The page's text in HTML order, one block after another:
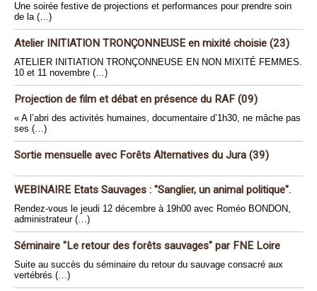
Une soirée festive de projections et performances pour prendre soin
de la (…)
Atelier INITIATION TRONÇONNEUSE en mixité choisie (23)
ATELIER INITIATION TRONÇONNEUSE EN NON MIXITÉ FEMMES.
10 et 11 novembre (…)
Projection de film et débat en présence du RAF (09)
« A l’abri des activités humaines, documentaire d’1h30, ne mâche pas
ses (…)
Sortie mensuelle avec Forêts Alternatives du Jura (39)
WEBINAIRE Etats Sauvages : "Sanglier, un animal politique".
Rendez-vous le jeudi 12 décembre à 19h00 avec Roméo BONDON,
administrateur (…)
Séminaire "Le retour des forêts sauvages" par FNE Loire
Suite au succès du séminaire du retour du sauvage consacré aux
vertébrés (…)